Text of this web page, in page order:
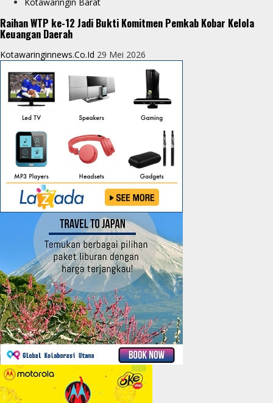
Raihan WTP ke-12 Jadi Bukti Komitmen Pemkab Kobar Kelola
Keuangan Daerah
Kotawaringinnews.co.id 29 Mei 2026